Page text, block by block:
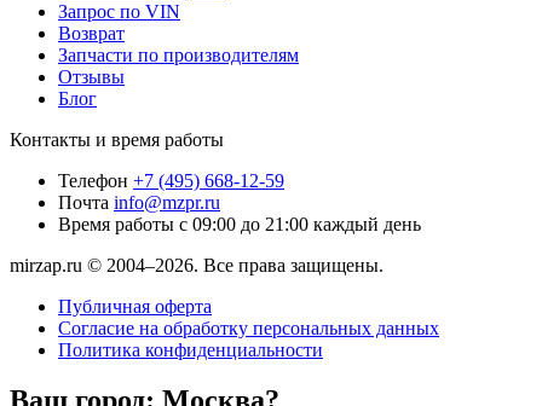
Запрос по VIN
Возврат
Запчасти по производителям
Отзывы
Блог
Контакты и время работы
Телефон +7 (495) 668-12-59
Почта info@mzpr.ru
Время работы с 09:00 до 21:00 каждый день
mirzap.ru © 2004–2026. Все права защищены.
Публичная оферта
Согласие на обработку персональных данных
Политика конфиденциальности